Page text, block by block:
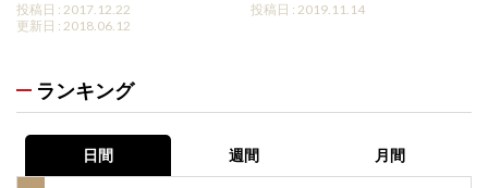
投稿日 : 2017.12.22
更新日 : 2018.06.12
投稿日 : 2019.11.14
ランキング
日間 週間 月間